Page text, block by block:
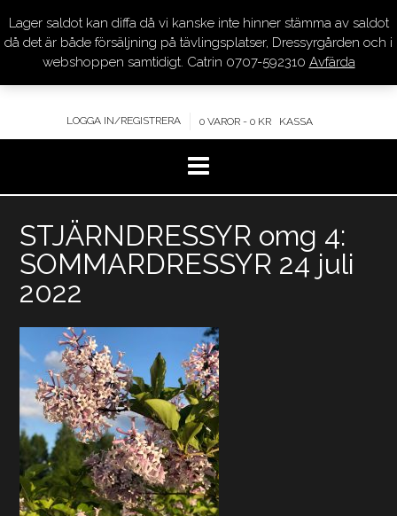
innehåll
DRESSYR.COM
KVALITET – KOMPETENS – SERVICE
LOGGA IN/REGISTRERA 0 VAROR - 0 KR KASSA
STJÄRNDRESSYR omg 4:
SOMMARDRESSYR 24 juli
2022
Lager saldot kan diffa då vi kanske inte hinner stämma av saldot
då det är både försäljning på tävlingsplatser, Dressyrgården och i
webshoppen samtidigt. Catrin 0707-592310 Avfärda